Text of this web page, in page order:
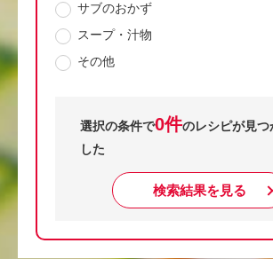
サブのおかず
スープ・汁物
その他
選択の条件で0件のレシピが見つ
した
検索結果を見る